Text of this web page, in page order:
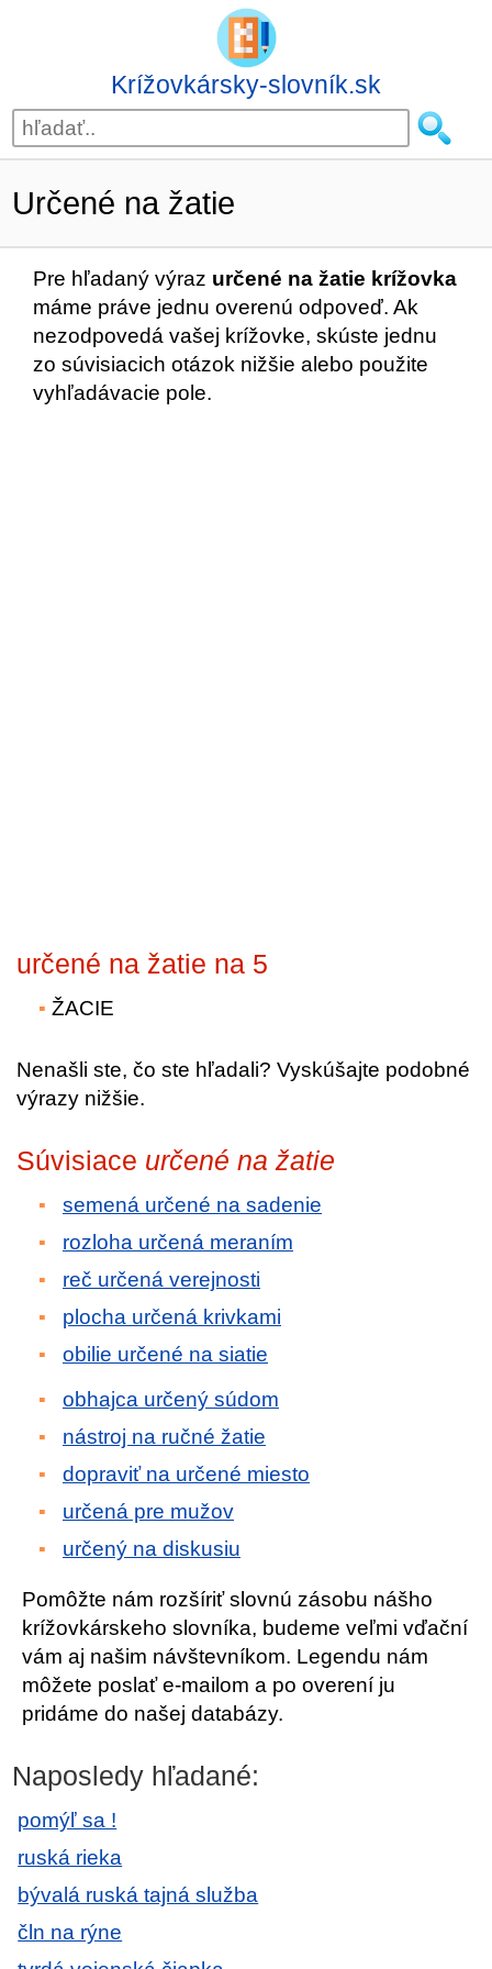
Krížovkársky-slovník.sk
Určené na žatie
Pre hľadaný výraz určené na žatie krížovka
máme práve jednu overenú odpoveď. Ak
nezodpovedá vašej krížovke, skúste jednu
zo súvisiacich otázok nižšie alebo použite
vyhľadávacie pole.
určené na žatie na 5
ŽACIE
Nenašli ste, čo ste hľadali? Vyskúšajte podobné
výrazy nižšie.
Súvisiace určené na žatie
semená určené na sadenie
rozloha určená meraním
reč určená verejnosti
plocha určená krivkami
obilie určené na siatie
obhajca určený súdom
nástroj na ručné žatie
dopraviť na určené miesto
určená pre mužov
určený na diskusiu
Pomôžte nám rozšíriť slovnú zásobu nášho
krížovkárskeho slovníka, budeme veľmi vďační
vám aj našim návštevníkom. Legendu nám
môžete poslať e-mailom a po overení ju
pridáme do našej databázy.
Naposledy hľadané:
pomýľ sa !
ruská rieka
bývalá ruská tajná služba
čln na rýne